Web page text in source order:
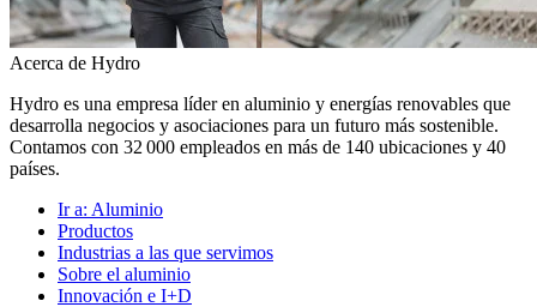
Acerca de Hydro
Hydro es una empresa líder en aluminio y energías renovables que
desarrolla negocios y asociaciones para un futuro más sostenible.
Contamos con 32 000 empleados en más de 140 ubicaciones y 40
países.
Ir a: Aluminio
Productos
Industrias a las que servimos
Sobre el aluminio
Innovación e I+D